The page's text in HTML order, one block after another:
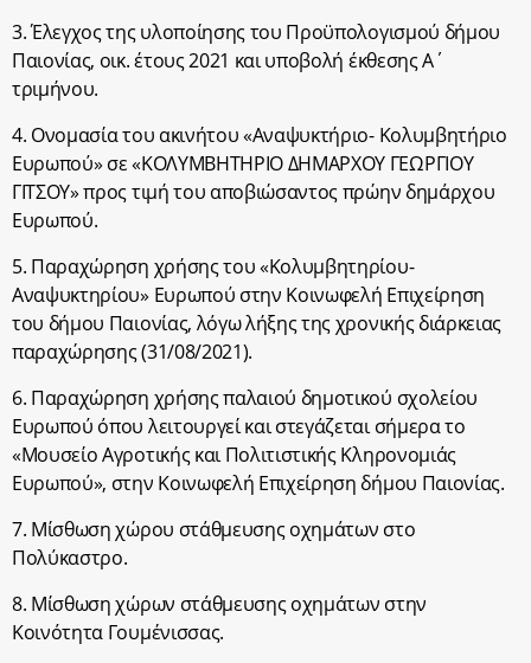
3. Έλεγχος της υλοποίησης του Προϋπολογισμού δήμου
Παιονίας, οικ. έτους 2021 και υποβολή έκθεσης Α΄
τριμήνου.
4. Ονομασία του ακινήτου «Αναψυκτήριο- Κολυμβητήριο
Ευρωπού» σε «ΚΟΛΥΜΒΗΤΗΡΙΟ ΔΗΜΑΡΧΟΥ ΓΕΩΡΓΙΟΥ
ΓΙΤΣΟΥ» προς τιμή του αποβιώσαντος πρώην δημάρχου
Ευρωπού.
5. Παραχώρηση χρήσης του «Κολυμβητηρίου-
Αναψυκτηρίου» Ευρωπού στην Κοινωφελή Επιχείρηση
του δήμου Παιονίας, λόγω λήξης της χρονικής διάρκειας
παραχώρησης (31/08/2021).
6. Παραχώρηση χρήσης παλαιού δημοτικού σχολείου
Ευρωπού όπου λειτουργεί και στεγάζεται σήμερα το
«Μουσείο Αγροτικής και Πολιτιστικής Κληρονομιάς
Ευρωπού», στην Κοινωφελή Επιχείρηση δήμου Παιονίας.
7. Μίσθωση χώρου στάθμευσης οχημάτων στο
Πολύκαστρο.
8. Μίσθωση χώρων στάθμευσης οχημάτων στην
Κοινότητα Γουμένισσας.